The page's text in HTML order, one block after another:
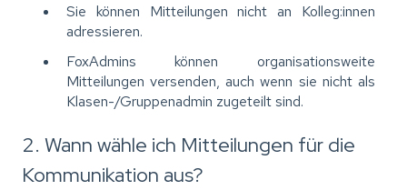
Sie können Mitteilungen nicht an Kolleg:innen
adressieren.
FoxAdmins können organisationsweite
Mitteilungen versenden, auch wenn sie nicht als
Klasen-/Gruppenadmin zugeteilt sind.
2. Wann wähle ich Mitteilungen für die
Kommunikation aus?